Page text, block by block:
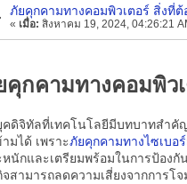
ภัยคุกคามทางคอมพิวเตอร์ สิ่งที่
« เมื่อ: สิงหาคม 19, 2024, 04:26:21
คุกคามทางคอมพิว
ดิจิทัลที่เทคโนโลยีมีบทบาทสำคั
มได้ เพราะภัยคุกคามทางไซเบอร์
นักและเตรียมพร้อมในการป้องกั
จสามารถลดความเสี่ยงจากการ